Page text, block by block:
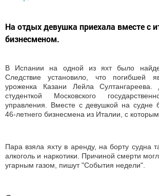
На отдых девушка приехала вместе с
бизнесменом.
В Испании на одной из яхт было
Следствие установило, что погибшей
уроженка Казани Лейла Султангареева.
студенткой Московского
управления. Вместе с девушкой на судне
46-летнего бизнесмена из Италии, с
Пара взяла яхту в аренду, на борту судна
алкоголь и наркотики. Причиной смерти
угарным газом, пишут "События недели".